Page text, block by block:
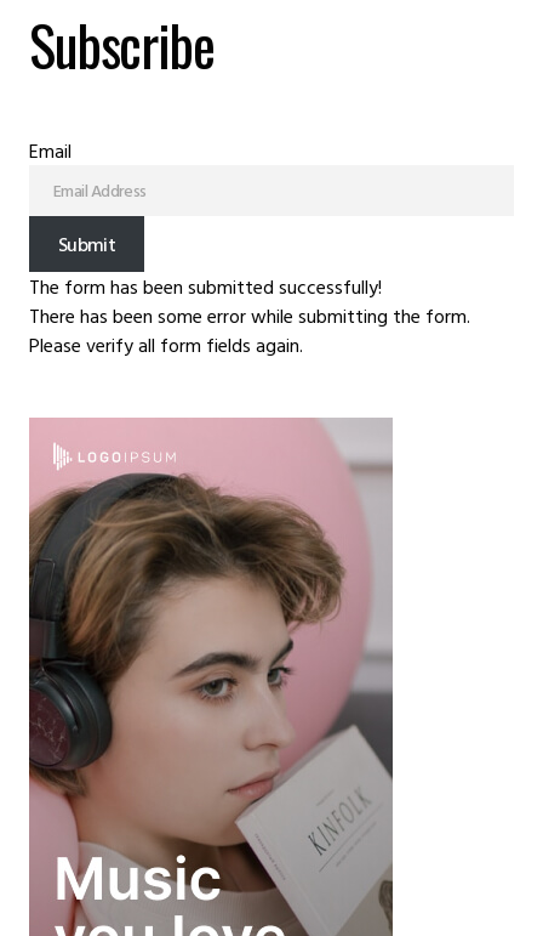
Subscribe
Email
Submit
The form has been submitted successfully!
There has been some error while submitting the form.
Please verify all form fields again.